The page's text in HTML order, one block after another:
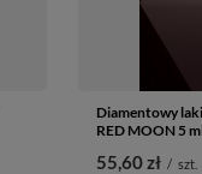
Diamentowy
RED MOON 5
55,60 zł / szt.